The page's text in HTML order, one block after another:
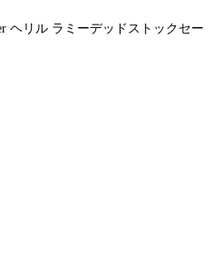
ヘリル ラミーデッドストックセー